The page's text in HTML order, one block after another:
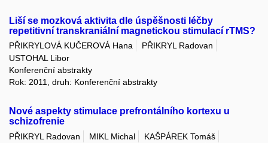
Liší se mozková aktivita dle úspěšnosti léčby
repetitivní transkraniální magnetickou stimulací rTMS?
PŘIKRYLOVÁ KUČEROVÁ Hana
PŘIKRYL Radovan
USTOHAL Libor
Konferenční abstrakty
Rok: 2011, druh: Konferenční abstrakty
Nové aspekty stimulace prefrontálního kortexu u
schizofrenie
PŘIKRYL Radovan MIKL Michal
KAŠPÁREK Tomáš